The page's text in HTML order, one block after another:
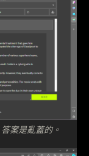
案是亂蓋的。